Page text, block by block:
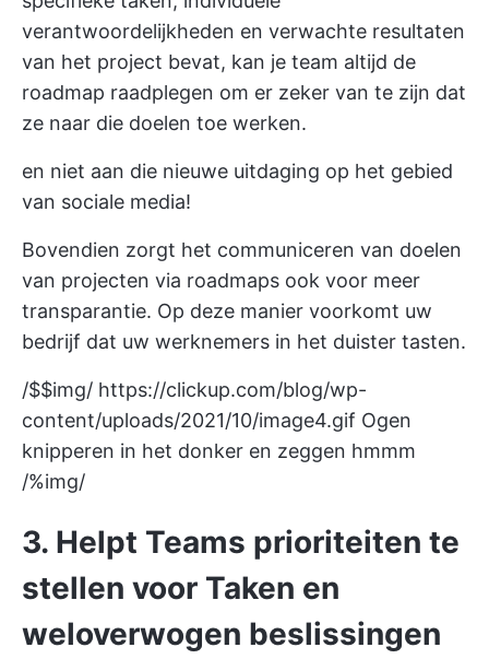
verantwoordelijkheden en verwachte resultaten
van het project bevat, kan je team altijd de
roadmap raadplegen om er zeker van te zijn dat
ze naar die doelen toe werken.
en niet aan die nieuwe uitdaging op het gebied
van sociale media!
Bovendien zorgt het communiceren van doelen
van projecten via roadmaps ook voor meer
transparantie. Op deze manier voorkomt uw
bedrijf dat uw werknemers in het duister tasten.
/$$img/ https://clickup.com/blog/wp-
content/uploads/2021/10/image4.gif Ogen
knipperen in het donker en zeggen hmmm
/%img/
3. Helpt Teams prioriteiten te
stellen voor Taken en
weloverwogen beslissingen